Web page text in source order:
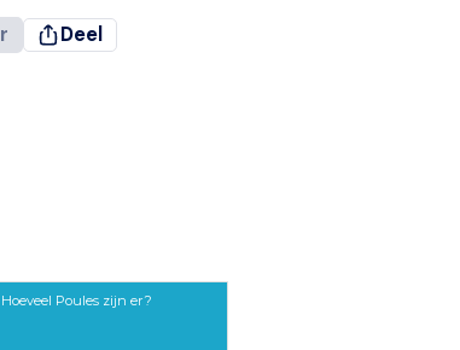
Deel
Hoeveel Poules zijn er?